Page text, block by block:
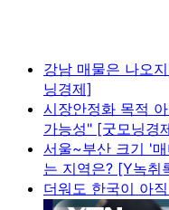
강남 매물은 나오
닝경제]
시장안정화 목적
가능성" [굿모닝경
서울~부산 크기 '
는 지역은? [Y녹취
더워도 한국이 아